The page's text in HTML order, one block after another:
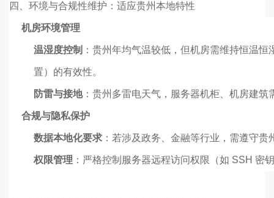
四、环境与合规性维护：适应贵州本地特性
机房环境管理
温湿度控制 ：贵州年均气温较低，但机房需维持恒温
置）的有效性。
防雷与接地：贵州多雷电天气，服务器机柜、机房建
合规与隐私保护
数据本地化要求 ：若涉及政务、金融等行业，需遵守
权限管理 ：严格控制服务器远程访问权限（如 SSH 密